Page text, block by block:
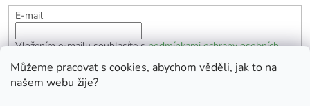
Můžeme pracovat s cookies, abychom věděli, jak to na
našem webu žije?
E-mail
Vložením e-mailu souhlasíte spodmínkami ochrany osobních
PŘIHLÁSIT SE